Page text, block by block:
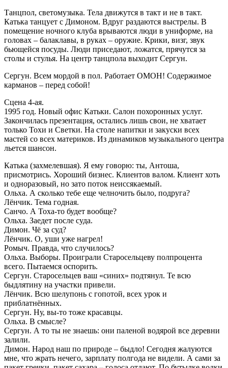
Танцпол, светомузыка. Тела движутся в такт и не в такт.
Катька танцует с Димоном. Вдруг раздаются выстрелы. В
помещение ночного клуба врываются люди в униформе, на
головах – балаклавы, в руках – оружие. Крики, визг, звук
бьющейся посуды. Люди приседают, ложатся, прячутся за
столы и стулья. На центр танцпола выходит Сергун.
Сергун. Всем мордой в пол. Работает ОМОН! Содержимое
карманов – перед собой!
Сцена 4-ая.
1995 год. Новый офис Катьки. Салон похоронных услуг.
Закончилась презентация, остались лишь свои, не хватает
только Тохи и Светки. На столе напитки и закуски всех
мастей со всех материков. Из динамиков музыкального центра
льется шансон.
Катька (захмелевшая). Я ему говорю: ты, Антоша,
присмотрись. Хороший бизнес. Клиентов валом. Клиент хоть
и одноразовый, но зато поток неиссякаемый.
Ольха. А сколько тебе еще челночить было, подруга?
Лёнчик. Тема годная.
Санчо. А Тоха-то будет вообще?
Ольха. Заедет после суда.
Димон. Чё за суд?
Лёнчик. О, уши уже нагрел!
Ромыч. Правда, что случилось?
Ольха. Выборы. Проиграли Старосельцеву полпроцента
всего. Пытаемся оспорить.
Сергун. Старосельцев ваш «синих» подтянул. Те всю
быдлятину на участки привели.
Лёнчик. Всю шелупонь с гопотой, всех урок и
приблатнённых.
Сергун. Ну, вы-то тоже красавцы.
Ольха. В смысле?
Сергун. А то ты не знаешь: они паленой водярой все деревни
залили.
Димон. Народ наш по природе – быдло! Сегодня жалуются
мне, что жрать нечего, зарплату полгода не видели. А сами за